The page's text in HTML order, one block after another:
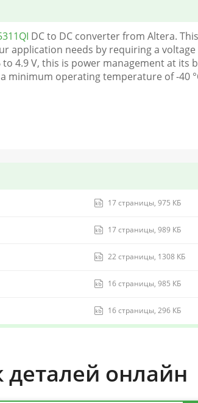
DC to DC converter from Altera.
application needs by requiring a
4.9 V, this is power management at its
minimum operating temperature of -40
17 страницы, 975 КБ
17 страницы, 989 КБ
22 страницы, 1308 КБ
16 страницы, 985 КБ
16 страницы, 296 КБ
деталей онлайн